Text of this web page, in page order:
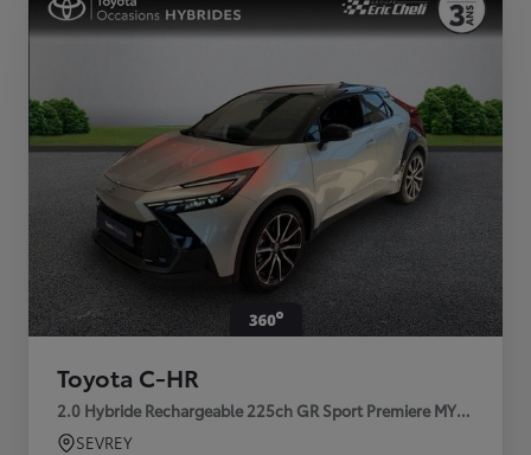
Toyota C-HR
2.0 Hybride Rechargeable 225ch GR Sport Premiere MY25
SEVREY